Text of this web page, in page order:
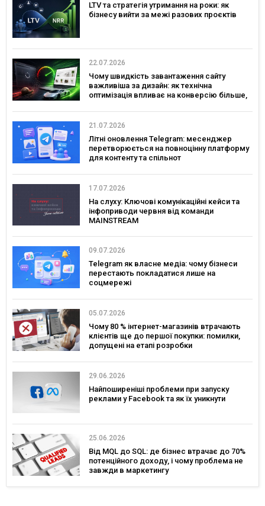
LTV та стратегія утримання на роки: як
бізнесу вийти за межі разових проєктів
22.07.2026
Чому швидкість завантаження сайту
важливіша за дизайн: як технічна
оптимізація впливає на конверсію більше,
21.07.2026
Літні оновлення Telegram: месенджер
перетворюється на повноцінну платформу
для контенту та спільнот
17.07.2026
На слуху: Ключові комунікаційні кейси та
інфоприводи червня від команди
MAINSTREAM
09.07.2026
Telegram як власне медіа: чому бізнеси
перестають покладатися лише на
соцмережі
05.07.2026
Чому 80 % інтернет-магазинів втрачають
клієнтів ще до першої покупки: помилки,
допущені на етапі розробки
29.06.2026
Найпоширеніші проблеми при запуску
реклами у Facebook та як їх уникнути
25.06.2026
Від MQL до SQL: де бізнес втрачає до 70%
потенційного доходу, і чому проблема не
завжди в маркетингу